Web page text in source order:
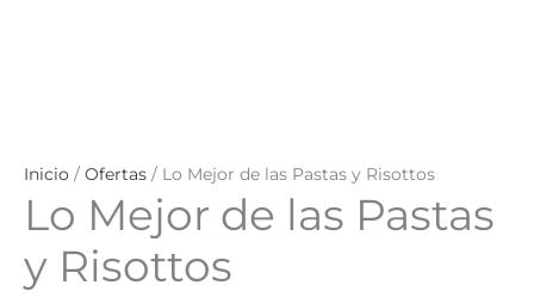
Inicio / Ofertas / Lo Mejor de las Pastas y Risottos
Lo Mejor de las Pastas
y Risottos